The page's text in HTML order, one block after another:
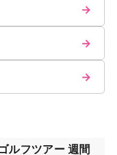
→
→
→
ルフツアー 週間